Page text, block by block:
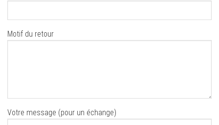
Motif du retour
Votre message (pour un échange)